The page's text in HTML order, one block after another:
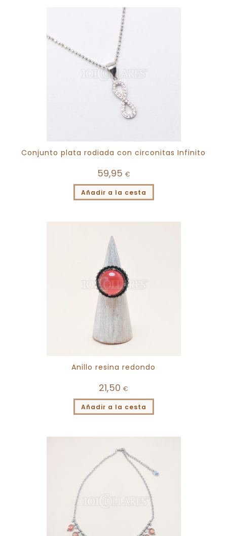
Conjunto plata rodiada con circonitas Infinito
59,95 €
Añadir a la cesta
Anillo resina redondo
21,50 €
Añadir a la cesta